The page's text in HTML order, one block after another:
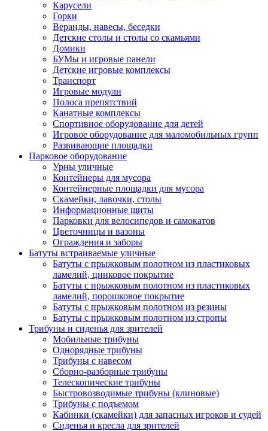
Карусели
Горки
Веранды, навесы, беседки
Детские столы и столы со скамьями
Домики
БУМы и игровые панели
Детские игровые комплексы
Транспорт
Игровые модули
Полоса препятствий
Канатные комплексы
Спортивное оборудование для детей
Игровое оборудование для маломобильных групп
Развивающие площадки
Парковое оборудование
Урны уличные
Контейнеры для мусора
Контейнерные площадки для мусора
Скамейки, лавочки, столы
Информационные щиты
Парковки для велосипедов и самокатов
Цветочницы и вазоны
Ограждения и заборы
Батуты встраиваемые уличные
Батуты с прыжковым полотном из пластиковых
ламелий, цинковое покрытие
Батуты с прыжковым полотном из пластиковых
ламелий, порошковое покрытие
Батуты с прыжковым полотном из резины
Батуты с прыжковым полотном из стропы
Трибуны и сиденья для зрителей
Мобильные трибуны
Однорядные трибуны
Трибуны с навесом
Сборно-разборные трибуны
Телескопические трибуны
Быстровозводимые трибуны (клиновые)
Трибуны с подъемом
Кабинки (скамейки) для запасных игроков и судей
Сиденья и кресла для зрителей